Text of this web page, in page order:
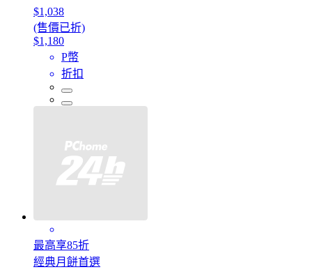
$1,038
(售價已折)
$1,180
P幣
折扣
最高享85折
經典月餅首選